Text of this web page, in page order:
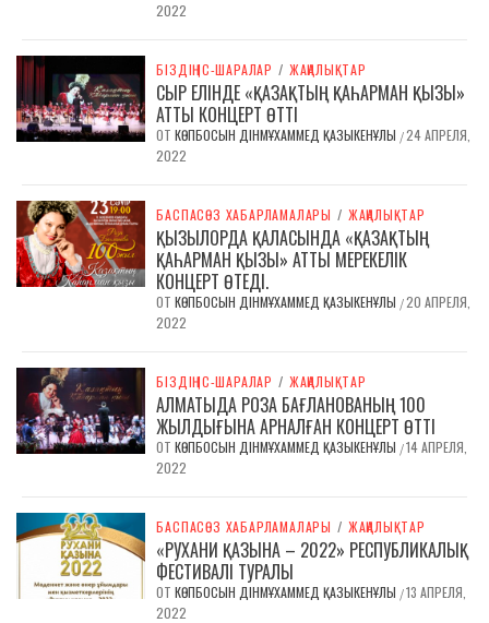
2022
БІЗДІҢ ІС-ШАРАЛАР / ЖАҢАЛЫҚТАР
СЫР ЕЛІНДЕ «ҚАЗАҚТЫҢ ҚАҺАРМАН ҚЫЗЫ»
АТТЫ КОНЦЕРТ ӨТТІ
ОТ КӨПБОСЫН ДІНМҰХАММЕД ҚАЗЫКЕНҰЛЫ /24 АПРЕЛЯ,
2022
БАСПАСӨЗ ХАБАРЛАМАЛАРЫ / ЖАҢАЛЫҚТАР
ҚЫЗЫЛОРДА ҚАЛАСЫНДА «ҚАЗАҚТЫҢ
ҚАҺАРМАН ҚЫЗЫ» АТТЫ МЕРЕКЕЛІК
КОНЦЕРТ ӨТЕДІ.
ОТ КӨПБОСЫН ДІНМҰХАММЕД ҚАЗЫКЕНҰЛЫ /20 АПРЕЛЯ,
2022
БІЗДІҢ ІС-ШАРАЛАР / ЖАҢАЛЫҚТАР
АЛМАТЫДА РОЗА БАҒЛАНОВАНЫҢ 100
ЖЫЛДЫҒЫНА АРНАЛҒАН КОНЦЕРТ ӨТТІ
ОТ КӨПБОСЫН ДІНМҰХАММЕД ҚАЗЫКЕНҰЛЫ /14 АПРЕЛЯ,
2022
БАСПАСӨЗ ХАБАРЛАМАЛАРЫ / ЖАҢАЛЫҚТАР
«РУХАНИ ҚАЗЫНА – 2022» РЕСПУБЛИКАЛЫҚ
ФЕСТИВАЛІ ТУРАЛЫ
ОТ КӨПБОСЫН ДІНМҰХАММЕД ҚАЗЫКЕНҰЛЫ /13 АПРЕЛЯ,
2022